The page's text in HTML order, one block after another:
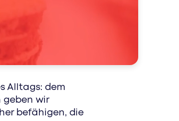
menschen mit speziell
Alltags: dem
geben wir
befähigen, die